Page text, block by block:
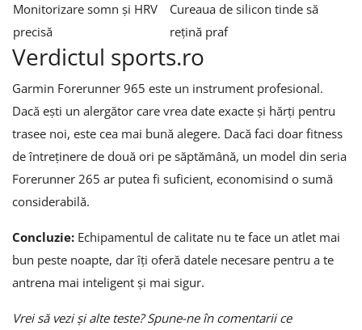
Monitorizare somn și HRV
precisă
Cureaua de silicon tinde să
rețină praf
Verdictul sports.ro
Garmin Forerunner 965 este un instrument profesional.
Dacă ești un alergător care vrea date exacte și hărți pentru
trasee noi, este cea mai bună alegere. Dacă faci doar fitness
de întreținere de două ori pe săptămână, un model din seria
Forerunner 265 ar putea fi suficient, economisind o sumă
considerabilă.
Concluzie: Echipamentul de calitate nu te face un atlet mai
bun peste noapte, dar îți oferă datele necesare pentru a te
antrena mai inteligent și mai sigur.
Vrei să vezi și alte teste? Spune-ne în comentarii ce